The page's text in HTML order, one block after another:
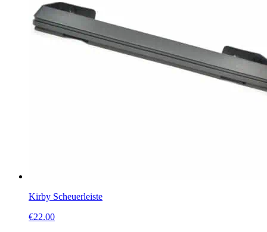
Kirby Scheuerleiste
€22.00